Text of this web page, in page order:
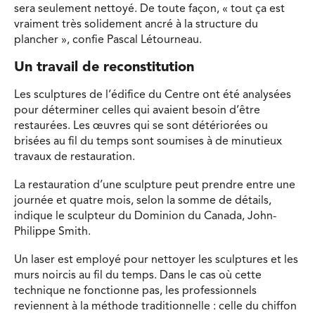
sera seulement nettoyé. De toute façon, « tout ça est
vraiment très solidement ancré à la structure du
plancher », confie Pascal Létourneau.
Un travail de reconstitution
Les sculptures de l’édifice du Centre ont été analysées
pour déterminer celles qui avaient besoin d’être
restaurées. Les œuvres qui se sont détériorées ou
brisées au fil du temps sont soumises à de minutieux
travaux de restauration.
La restauration d’une sculpture peut prendre entre une
journée et quatre mois, selon la somme de détails,
indique le sculpteur du Dominion du Canada, John-
Philippe Smith.
Un laser est employé pour nettoyer les sculptures et les
murs noircis au fil du temps. Dans le cas où cette
technique ne fonctionne pas, les professionnels
reviennent à la méthode traditionnelle : celle du chiffon